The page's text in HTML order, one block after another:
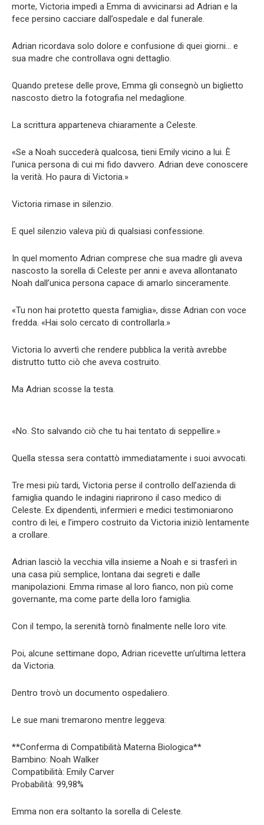
morte, Victoria impedì a Emma di avvicinarsi ad Adrian e la
fece persino cacciare dall’ospedale e dal funerale.
Adrian ricordava solo dolore e confusione di quei giorni… e
sua madre che controllava ogni dettaglio.
Quando pretese delle prove, Emma gli consegnò un biglietto
nascosto dietro la fotografia nel medaglione.
La scrittura apparteneva chiaramente a Celeste.
«Se a Noah succederà qualcosa, tieni Emily vicino a lui. È
l’unica persona di cui mi fido davvero. Adrian deve conoscere
la verità. Ho paura di Victoria.»
Victoria rimase in silenzio.
E quel silenzio valeva più di qualsiasi confessione.
In quel momento Adrian comprese che sua madre gli aveva
nascosto la sorella di Celeste per anni e aveva allontanato
Noah dall’unica persona capace di amarlo sinceramente.
«Tu non hai protetto questa famiglia», disse Adrian con voce
fredda. «Hai solo cercato di controllarla.»
Victoria lo avvertì che rendere pubblica la verità avrebbe
distrutto tutto ciò che aveva costruito.
Ma Adrian scosse la testa.
«No. Sto salvando ciò che tu hai tentato di seppellire.»
Quella stessa sera contattò immediatamente i suoi avvocati.
Tre mesi più tardi, Victoria perse il controllo dell’azienda di
famiglia quando le indagini riaprirono il caso medico di
Celeste. Ex dipendenti, infermieri e medici testimoniarono
contro di lei, e l’impero costruito da Victoria iniziò lentamente
a crollare.
Adrian lasciò la vecchia villa insieme a Noah e si trasferì in
una casa più semplice, lontana dai segreti e dalle
manipolazioni. Emma rimase al loro fianco, non più come
governante, ma come parte della loro famiglia.
Con il tempo, la serenità tornò finalmente nelle loro vite.
Poi, alcune settimane dopo, Adrian ricevette un’ultima lettera
da Victoria.
Dentro trovò un documento ospedaliero.
Le sue mani tremarono mentre leggeva:
**Conferma di Compatibilità Materna Biologica**
Bambino: Noah Walker
Compatibilità: Emily Carver
Probabilità: 99,98%
Emma non era soltanto la sorella di Celeste.